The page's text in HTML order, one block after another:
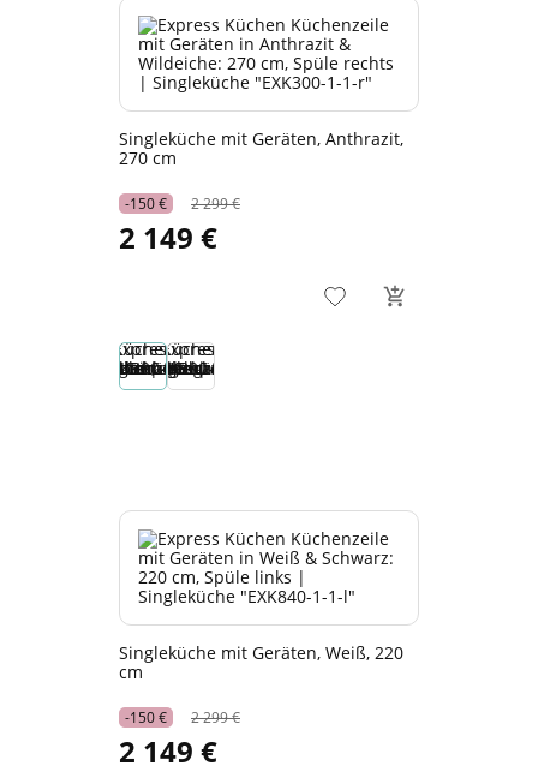
Singleküche mit Geräten, Anthrazit,
270 cm
-150 € 2 299 €
2 149 €
Singleküche mit Geräten, Weiß, 220
cm
-150 € 2 299 €
2 149 €